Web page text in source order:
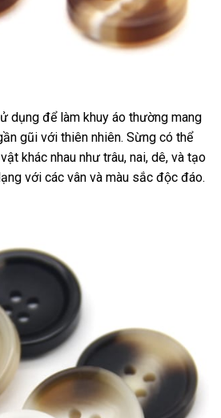
dụng để làm khuy áo thường mang
gũi với thiên nhiên. Sừng có thể
khác nhau như trâu, nai, dê, và tạo
với các vân và màu sắc độc đáo.